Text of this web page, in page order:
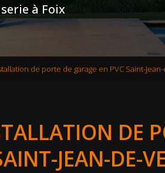
à Foix
de porte de garage en PVC Saint-
DE
JEAN-DE-